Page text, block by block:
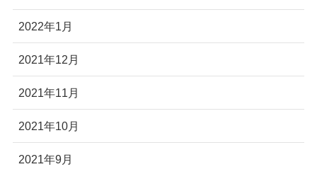
2022年1月
2021年12月
2021年11月
2021年10月
2021年9月